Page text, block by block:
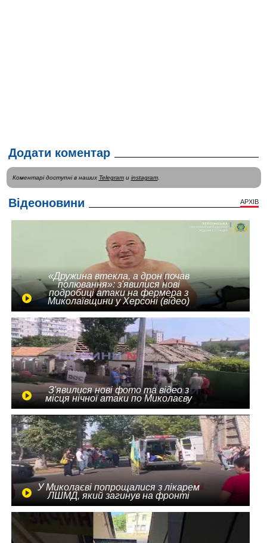
Додати коментар
Коментарі доступні в наших Telegramи instagram.
Відеоновини АРХІВ
«Дружина втекла, а дрон почав
полювання»: з'явилися нові
подробиці атаки на фермера з
Миколаївщини у Херсоні (відео)
З'явилися нові фото та відео з
місця нічної атаки по Миколаєву
У Миколаєві попрощалися з лікарем
ЛШМД, який загинув на фронті